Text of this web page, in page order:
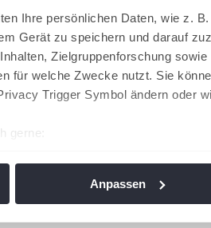
Ihre persönlichen Daten, wie z.
Gerät zu speichern und darauf
Zielgruppenforschung
für welche Zwecke nutzt. Sie
Trigger Symbol ändern oder
gerne:
Anpassen